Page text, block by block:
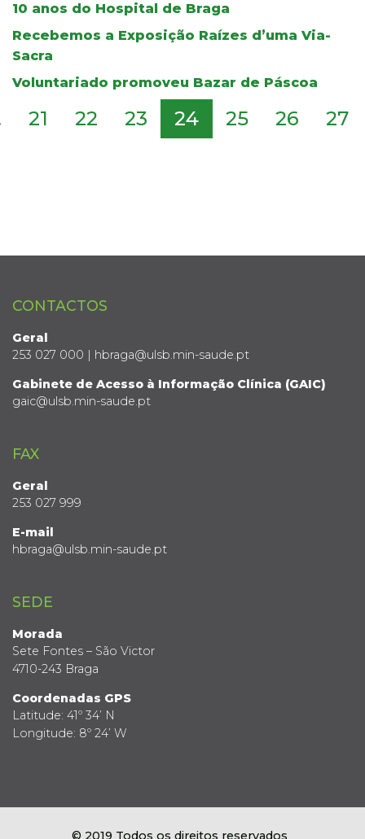
10 anos do Hospital de Braga
Recebemos a Exposição Raízes d’uma Via-
Sacra
Voluntariado promoveu Bazar de Páscoa
21 22 23 24 25 26 27
CONTACTOS
Geral
253 027 000 | hbraga@ulsb.min-saude.pt
Gabinete de Acesso à Informação Clínica (GAIC)
gaic@ulsb.min-saude.pt
FAX
Geral
253 027 999
E-mail
hbraga@ulsb.min-saude.pt
SEDE
Morada
Sete Fontes – São Victor
4710-243 Braga
Coordenadas GPS
Latitude: 41º 34’ N
Longitude: 8º 24’ W
© 2019 Todos os direitos reservados